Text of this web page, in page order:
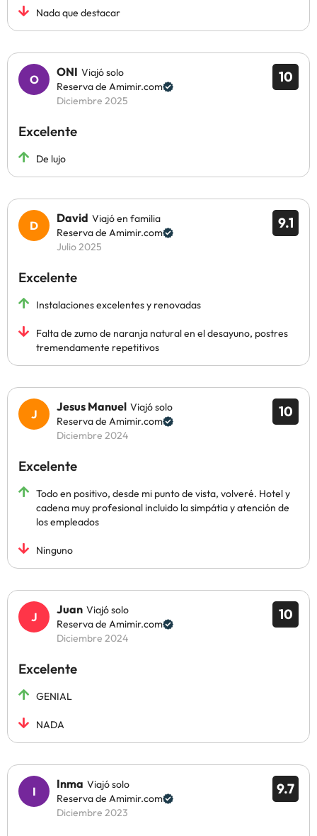
Nada que destacar
10
ONI Viajó solo
Reserva de Amimir.com
Diciembre 2025
Excelente
De lujo
9.1
David Viajó en familia
Reserva de Amimir.com
Julio 2025
Excelente
Instalaciones excelentes y renovadas
Falta de zumo de naranja natural en el desayuno, postres
tremendamente repetitivos
10
Jesus Manuel Viajó solo
Reserva de Amimir.com
Diciembre 2024
Excelente
Todo en positivo, desde mi punto de vista, volveré. Hotel y
cadena muy profesional incluido la simpátia y atención de
los empleados
Ninguno
10
Juan Viajó solo
Reserva de Amimir.com
Diciembre 2024
Excelente
GENIAL
NADA
9.7
Inma Viajó solo
Reserva de Amimir.com
Diciembre 2023